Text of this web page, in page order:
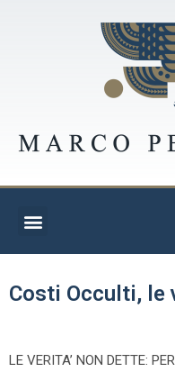
Costi Occulti, le
LE VERITA’ NON DETTE: